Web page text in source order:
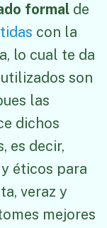
formal de
con la
lo cual te da
son
las
dichos
es decir,
éticos para
veraz y
mejores